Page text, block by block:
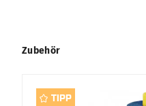
Produktgalerie überspringen
Zubehör
TIPP